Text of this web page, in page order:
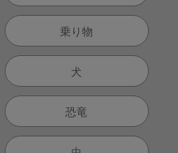
乗り物
犬
恐竜